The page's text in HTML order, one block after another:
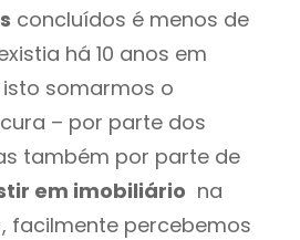
concluídos é menos de
há 10 anos em
isto somarmos o
– por parte dos
também por parte de
em imobiliário na
facilmente percebemos